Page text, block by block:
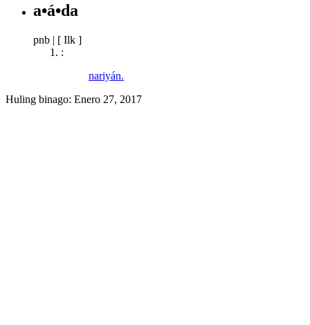
a•á•da
pnb | [ Ilk ]
:
nariyán.
Huling binago: Enero 27, 2017